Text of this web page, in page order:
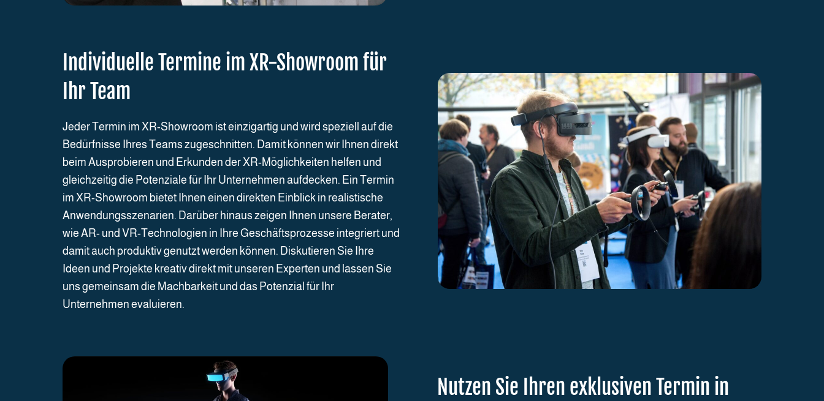
Individuelle Termine im XR-Showroom für
Ihr Team
Jeder Termin im XR-Showroom ist einzigartig und wird speziell auf die
Bedürfnisse Ihres Teams zugeschnitten. Damit können wir Ihnen direkt
beim Ausprobieren und Erkunden der XR-Möglichkeiten helfen und
gleichzeitig die Potenziale für Ihr Unternehmen aufdecken. Ein Termin
im XR-Showroom bietet Ihnen einen direkten Einblick in realistische
Anwendungsszenarien. Darüber hinaus zeigen Ihnen unsere Berater,
wie AR- und VR-Technologien in Ihre Geschäftsprozesse integriert und
damit auch produktiv genutzt werden können. Diskutieren Sie Ihre
Ideen und Projekte kreativ direkt mit unseren Experten und lassen Sie
uns gemeinsam die Machbarkeit und das Potenzial für Ihr
Unternehmen evaluieren.
Nutzen Sie Ihren exklusiven Termin in